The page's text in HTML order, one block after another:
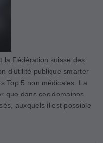
la Fédération suisse des
d’utilité publique smarter
Top 5 non médicales. La
que dans ces domaines
auxquels il est possible